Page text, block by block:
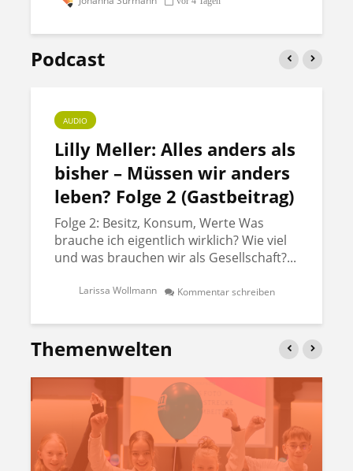
Podcast
AUDIO
Lilly Meller: Alles anders als
bisher – Müssen wir anders
leben? Folge 2 (Gastbeitrag)
Folge 2: Besitz, Konsum, Werte Was
brauche ich eigentlich wirklich? Wie viel
und was brauchen wir als Gesellschaft?...
Larissa Wollmann Kommentar schreiben
Themenwelten